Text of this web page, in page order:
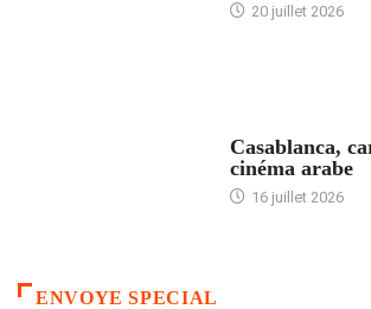
20 juillet 2026
Casablanca,
cinéma arabe
16 juillet 2026
ENVOYE SPECIAL